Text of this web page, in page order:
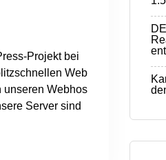
Projekt bei
Web
unseren Webhos
Server sind